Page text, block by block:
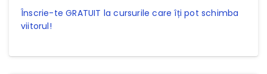
Înscrie-te GRATUIT la cursurile care îți pot schimba
viitorul!